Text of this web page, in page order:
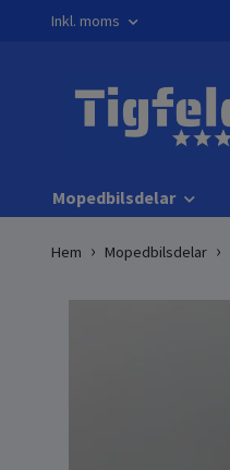
Inkl. moms
Mopedbilsdelar
Hem Mopedbilsdelar